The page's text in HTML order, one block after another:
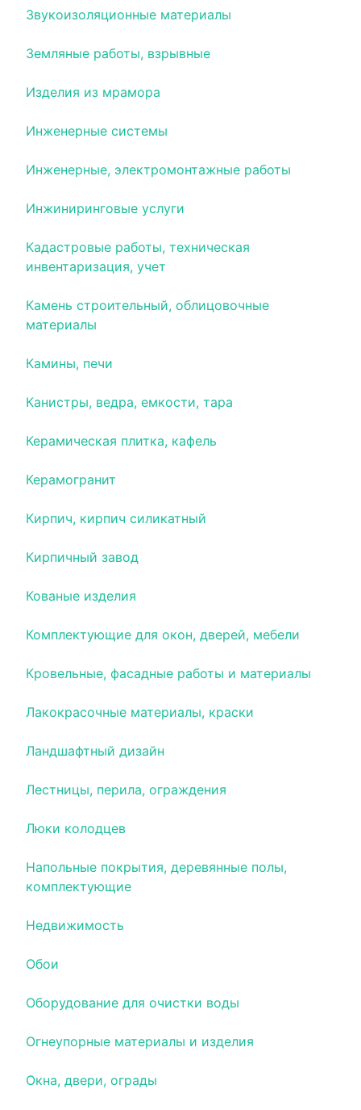
Звукоизоляционные материалы
Земляные работы, взрывные
Изделия из мрамора
Инженерные системы
Инженерные, электромонтажные работы
Инжиниринговые услуги
Кадастровые работы, техническая
инвентаризация, учет
Камень строительный, облицовочные
материалы
Камины, печи
Канистры, ведра, емкости, тара
Керамическая плитка, кафель
Керамогранит
Кирпич, кирпич силикатный
Кирпичный завод
Кованые изделия
Комплектующие для окон, дверей, мебели
Кровельные, фасадные работы и материалы
Лакокрасочные материалы, краски
Ландшафтный дизайн
Лестницы, перила, ограждения
Люки колодцев
Напольные покрытия, деревянные полы,
комплектующие
Недвижимость
Обои
Оборудование для очистки воды
Огнеупорные материалы и изделия
Окна, двери, ограды